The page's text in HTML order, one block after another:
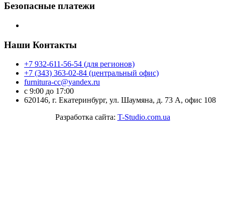
Безопасные платежи
Наши Контакты
+7 932-611-56-54 (для регионов)
+7 (343) 363-02-84 (центральный офис)
furnitura-cc@yandex.ru
с 9:00 до 17:00
620146, г. Екатеринбург, ул. Шаумяна, д. 73 А, офис 108
Разработка сайта: T-Studio.com.ua